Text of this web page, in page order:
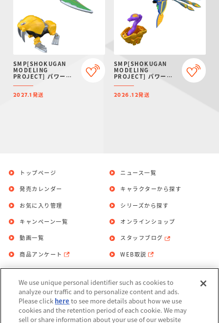
SMP[SHOKUGAN
MODELING
PROJECT] パワーア
ニマルシリーズ エクス
トラ ガオタートル＆ガ
オトッピー【プレミア
2027.1 発送
SMP[SHOKUGAN
MODELING
PROJECT] パワーア
ニマルシリーズ エクス
トラ ガオピーコック＆
ガオコブラ【プレミア
2026.12発送
トップページ
発売カレンダー
お気に入り管理
ニュース一覧
キャラクターから探す
シリーズから探す
キャンペーン一覧
動画一覧
商品アンケート
オンラインショップ
スタッフブログ
WEB取説
お問い合わせ 個人情報保護方針
利用規約
We use unique personal identifier such as cookies to
analyze our traffic and to personalize content and ads.
Please click here to see more details about how we use
cookies and the retention period of each cookie. We may
sell or share information about your use of our website